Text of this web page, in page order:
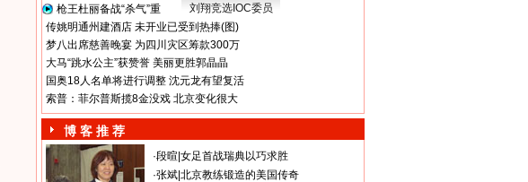
枪王杜丽备战“杀气”重
刘翔竞选IOC委员
传姚明通州建酒店 未开业已受到热捧(图)
梦八出席慈善晚宴 为四川灾区筹款300万
大马“跳水公主”获赞誉 美丽更胜郭晶晶
国奥18人名单将进行调整 沈元龙有望复活
索普：菲尔普斯揽8金没戏 北京变化很大
博 客 推 荐
·段暄 女足首战瑞典以巧求胜
·张斌 北京教练锻造的美国传奇